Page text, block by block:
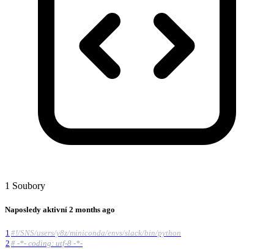
1 Soubory
Naposledy aktivní 2 months ago
1 #!/SNS/users/y8z/miniconda/envs/slack/bin/python
2 # -*- coding: utf-8 -*-